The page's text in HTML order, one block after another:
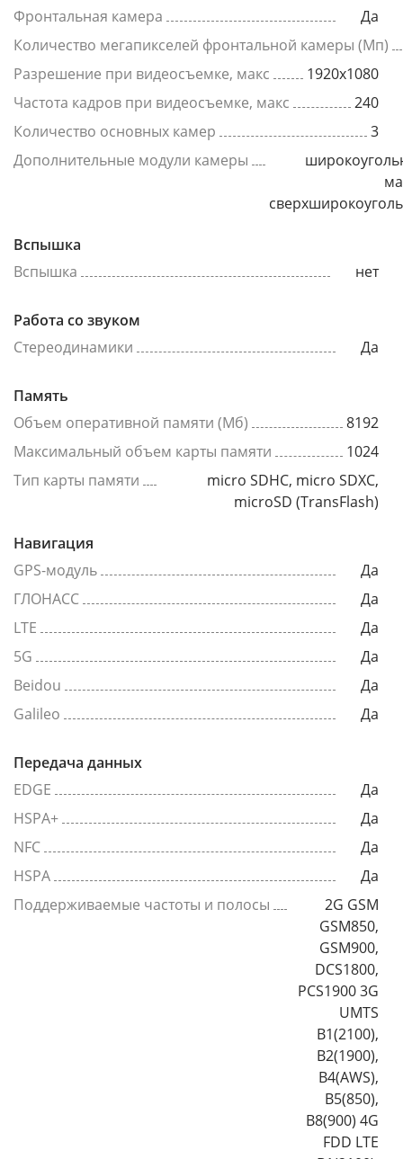
Фронтальная камера
Да
Количество мегапикселей фронтальной камеры (Мп)
Разрешение при видеосъемке, макс
1920x1080
Частота кадров при видеосъемке, макс
240
Количество основных камер
3
Дополнительные модули камеры
Вспышка
Вспышка
нет
Работа со звуком
Стереодинамики
Да
Память
Объем оперативной памяти (Мб)
8192
Максимальный объем карты памяти
1024
Тип карты памяти
micro SDHC, micro SDXC,
microSD (TransFlash)
Навигация
GPS-модуль
Да
ГЛОНАСС
Да
LTE
Да
5G
Да
Beidou
Да
Galileo
Да
Передача данных
EDGE
Да
HSPA+
Да
NFC
Да
HSPA
Да
Поддерживаемые частоты и полосы
2G GSM
GSM850,
GSM900,
DCS1800,
PCS1900 3G
UMTS
B1(2100),
B2(1900),
B4(AWS),
B5(850),
B8(900) 4G
FDD LTE